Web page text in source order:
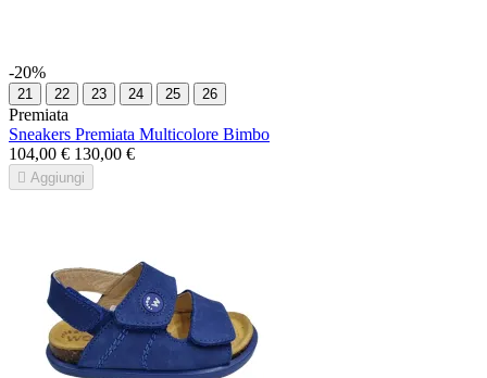
-20%
21 22 23 24 25 26
Premiata
Sneakers Premiata Multicolore Bimbo
104,00 € 130,00 €
 Aggiungi